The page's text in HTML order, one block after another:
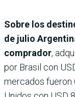
Sobre los
de julio
comprador,
por Brasil con
mercados fueron